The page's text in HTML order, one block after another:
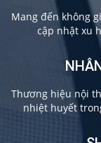
Mang đến không
cập nhật xu
Thương hiệu nội
nhiệt huyết